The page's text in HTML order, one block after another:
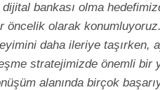
bankası olma
öncelik olarak
daha ileriye taşırken,
stratejimizde önemli bir
alanında birçok